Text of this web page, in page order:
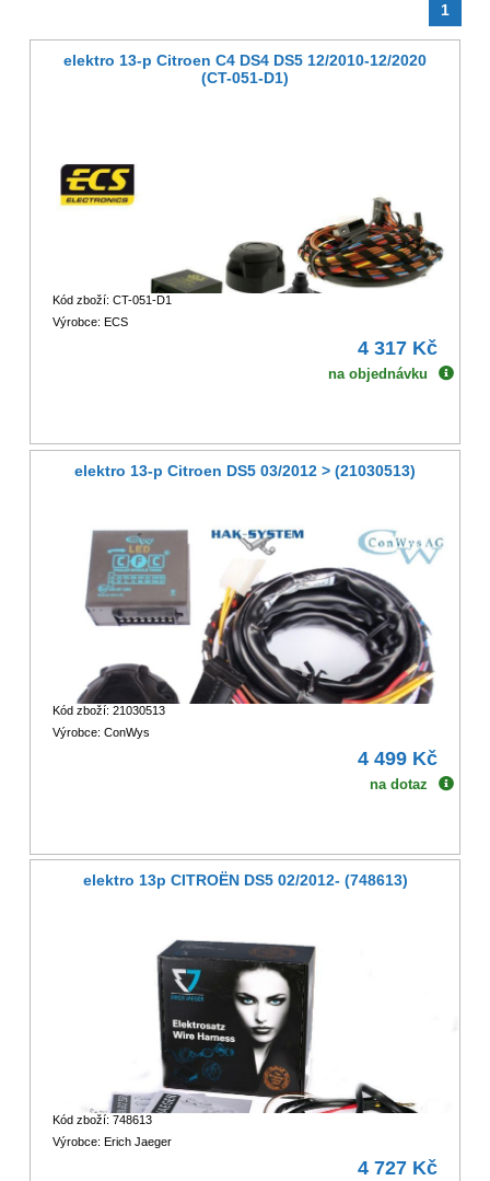
1
elektro 13-p Citroen C4 DS4 DS5 12/2010-12/2020
(CT-051-D1)
Kód zboží: CT-051-D1
Výrobce: ECS
4 317 Kč
na objednávku
elektro 13-p Citroen DS5 03/2012 > (21030513)
Kód zboží: 21030513
Výrobce: ConWys
4 499 Kč
na dotaz
elektro 13p CITROËN DS5 02/2012- (748613)
Kód zboží: 748613
Výrobce: Erich Jaeger
4 727 Kč